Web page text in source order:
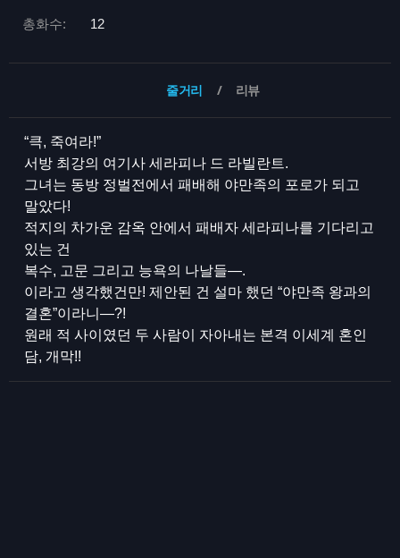
총화수: 12
줄거리 리뷰
“큭, 죽여라!”
서방 최강의 여기사 세라피나 드 라빌란트.
그녀는 동방 정벌전에서 패배해 야만족의 포로가 되고
말았다!
적지의 차가운 감옥 안에서 패배자 세라피나를 기다리고
있는 건
복수, 고문 그리고 능욕의 나날들―.
이라고 생각했건만! 제안된 건 설마 했던 “야만족 왕과의
결혼”이라니―?!
원래 적 사이였던 두 사람이 자아내는 본격 이세계 혼인
담, 개막!!